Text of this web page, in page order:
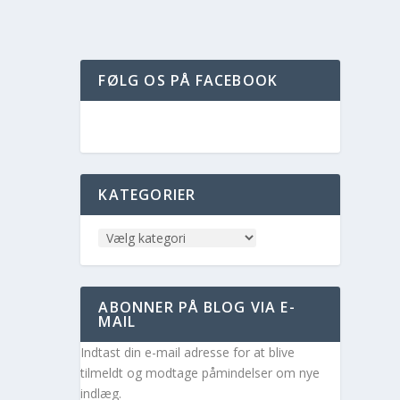
FØLG OS PÅ FACEBOOK
KATEGORIER
ABONNER PÅ BLOG VIA E-
MAIL
Indtast din e-mail adresse for at blive
tilmeldt og modtage påmindelser om nye
indlæg.